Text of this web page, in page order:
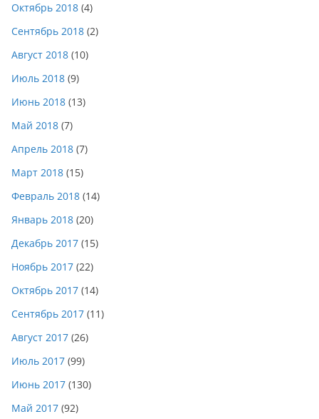
Октябрь 2018 (4)
Сентябрь 2018 (2)
Август 2018 (10)
Июль 2018 (9)
Июнь 2018 (13)
Май 2018 (7)
Апрель 2018 (7)
Март 2018 (15)
Февраль 2018 (14)
Январь 2018 (20)
Декабрь 2017 (15)
Ноябрь 2017 (22)
Октябрь 2017 (14)
Сентябрь 2017 (11)
Август 2017 (26)
Июль 2017 (99)
Июнь 2017 (130)
Май 2017 (92)